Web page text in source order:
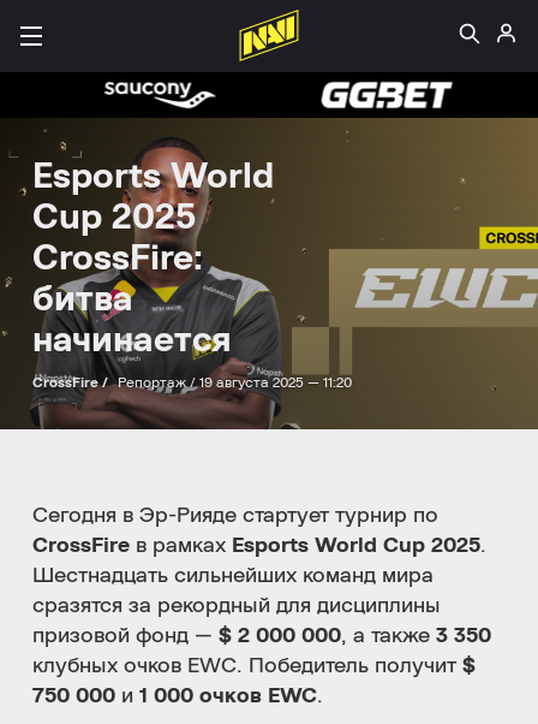
Esports World
Cup 2025
CrossFire:
битва
начинается
CrossFire / Репортаж / 19 августа 2025 — 11:20
Сегодня в Эр-Рияде стартует турнир по
CrossFire в рамках Esports World Cup 2025.
Шестнадцать сильнейших команд мира
сразятся за рекордный для дисциплины
призовой фонд — $ 2 000 000, а также 3 350
клубных очков EWC. Победитель получит $
750 000 и 1 000 очков EWC.